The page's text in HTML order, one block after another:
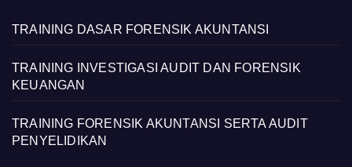
TRAINING DASAR FORENSIK AKUNTANSI
TRAINING INVESTIGASI AUDIT DAN FORENSIK
KEUANGAN
TRAINING FORENSIK AKUNTANSI SERTA AUDIT
PENYELIDIKAN